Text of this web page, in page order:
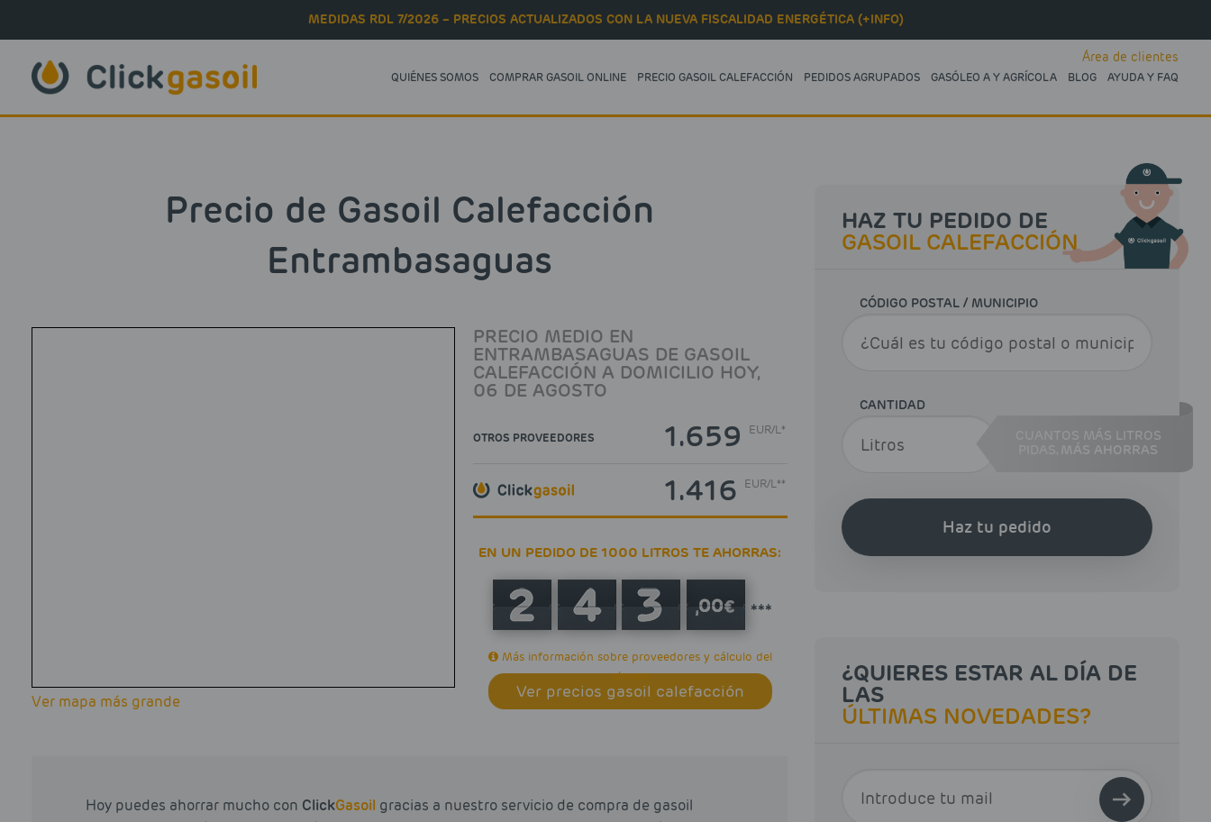
MEDIDAS RDL 7/2026 – PRECIOS ACTUALIZADOS CON LA NUEVA FISCALIDAD ENERGÉTICA (+INFO)
QUIÉNES SOMOS COMPRAR GASOIL ONLINE PRECIO GASOIL CALEFACCIÓN PEDIDOS AGRUPADOS GASÓLEO A Y AGRÍCOLA BLOG AYUDA Y FAQ
Área de clientes
Precio de Gasoil Calefacción
Entrambasaguas
Ver mapa más grande
PRECIO MEDIO EN
ENTRAMBASAGUAS DE GASOIL
CALEFACCIÓN A DOMICILIO HOY,
06 DE AGOSTO
OTROS PROVEEDORES 1.659EUR/L*
1.416EUR/L**
EN UN PEDIDO DE 1000 LITROS TE AHORRAS:
***
Más información sobre proveedores y cálculo del
ahorro
Ver precios gasoil calefacción
Hoy puedes ahorrar mucho con ClickGasoil gracias a nuestro servicio de compra de gasoil
HAZ TU PEDIDO DE
GASOIL CALEFACCIÓN
CÓDIGO POSTAL / MUNICIPIO
CANTIDAD
CUANTOS MÁS LITROS
MÁS AHORRAS
Haz tu pedido
¿QUIERES ESTAR AL DÍA DE
LAS
ÚLTIMAS NOVEDADES?